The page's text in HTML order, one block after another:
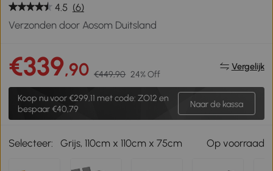
4.5 (6)
Verzonden door Aosom Duitsland
€339,90 €449,90 24% Off
Vergelijk
Koop nu voor €299,11 met code: ZO12 en
bespaar €40,79
Naar de kassa
Selecteer: Grijs, 110cm x 110cm x 75cm Op voorraad